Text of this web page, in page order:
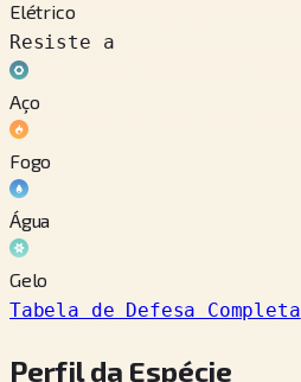
Elétrico
Resiste a
Aço
Fogo
Água
Gelo
Tabela de Defesa Completa
Perfil da Espécie